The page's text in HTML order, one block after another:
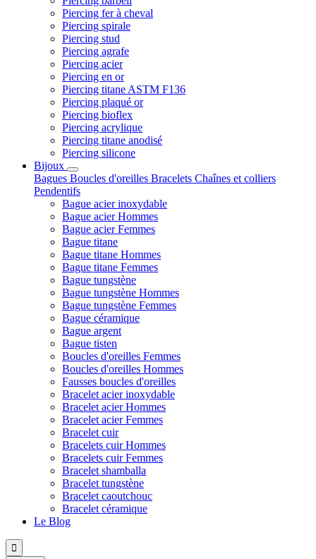
Piercing fer à cheval
Piercing spirale
Piercing stud
Piercing agrafe
Piercing acier
Piercing en or
Piercing titane ASTM F136
Piercing plaqué or
Piercing bioflex
Piercing acrylique
Piercing titane anodisé
Piercing silicone
Bijoux
Bagues Boucles d'oreilles Bracelets Chaînes et colliers
Pendentifs
Bague acier inoxydable
Bague acier Hommes
Bague acier Femmes
Bague titane
Bague titane Hommes
Bague titane Femmes
Bague tungstène
Bague tungstène Hommes
Bague tungstène Femmes
Bague céramique
Bague argent
Bague tisten
Boucles d'oreilles Femmes
Boucles d'oreilles Hommes
Fausses boucles d'oreilles
Bracelet acier inoxydable
Bracelet acier Hommes
Bracelet acier Femmes
Bracelet cuir
Bracelets cuir Hommes
Bracelets cuir Femmes
Bracelet shamballa
Bracelet tungstène
Bracelet caoutchouc
Bracelet céramique
Le Blog
